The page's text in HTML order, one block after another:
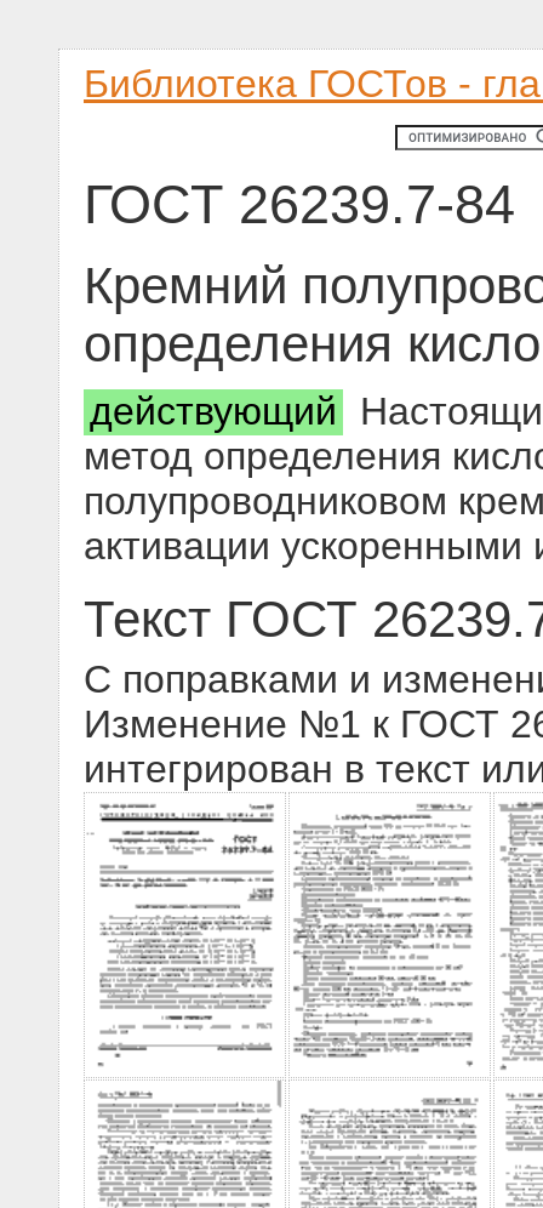
Библиотека ГОСТов -
ГОСТ 26239.7-84
Кремний
определения
действующий
метод определения
полупроводниковом
активации
Текст ГОСТ
С поправками и
Изменение №1 к ГОСТ
интегрирован в текст